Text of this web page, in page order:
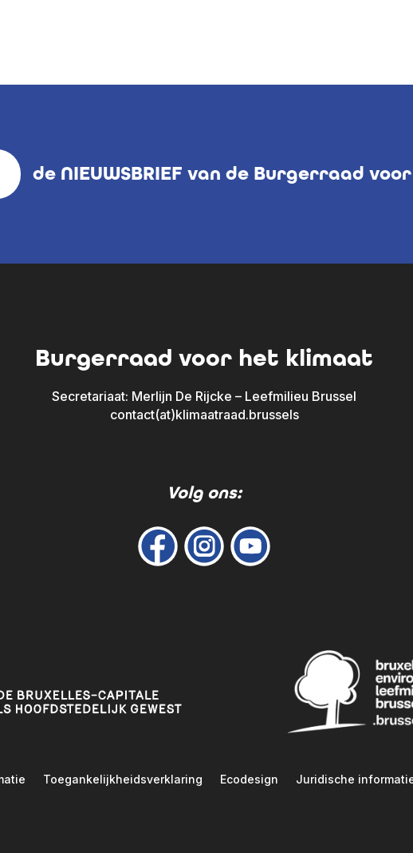
de NIEUWSBRIEF van de Burgerraad
Burgerraad voor het klimaat
Secretariaat: Merlijn De Rijcke – Leefmilieu Brussel
contact(at)klimaatraad.brussels
Volg ons:
Toegankelijkheidsverklaring Ecodesign Juridische